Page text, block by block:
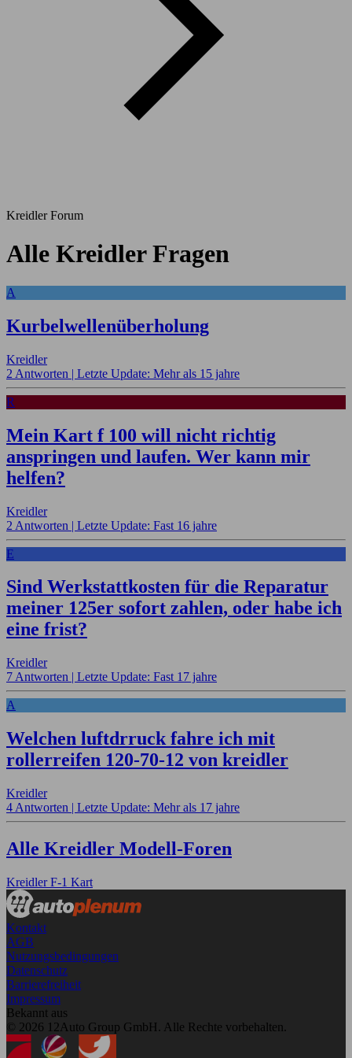
Kreidler Forum
Alle Kreidler Fragen
A
Kurbelwellenüberholung
Kreidler
2 Antworten | Letzte Update: Mehr als 15 jahre
R
Mein Kart f 100 will nicht richtig
anspringen und laufen. Wer kann mir
helfen?
Kreidler
2 Antworten | Letzte Update: Fast 16 jahre
E
Sind Werkstattkosten für die Reparatur
meiner 125er sofort zahlen, oder habe ich
eine frist?
Kreidler
7 Antworten | Letzte Update: Fast 17 jahre
A
Welchen luftdrruck fahre ich mit
rollerreifen 120-70-12 von kreidler
Kreidler
4 Antworten | Letzte Update: Mehr als 17 jahre
Alle Kreidler Modell-Foren
Kreidler F-1 Kart
Kontakt
AGB
Nutzungsbedingungen
Datenschutz
Barrierefreiheit
Impressum
Bekannt aus
© 2026 12Auto Group GmbH. Alle Rechte vorbehalten.